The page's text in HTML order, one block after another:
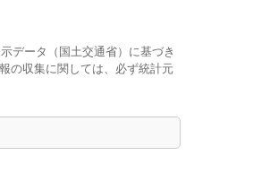
データ（国土交通省）に基づき
の収集に関しては、必ず統計元